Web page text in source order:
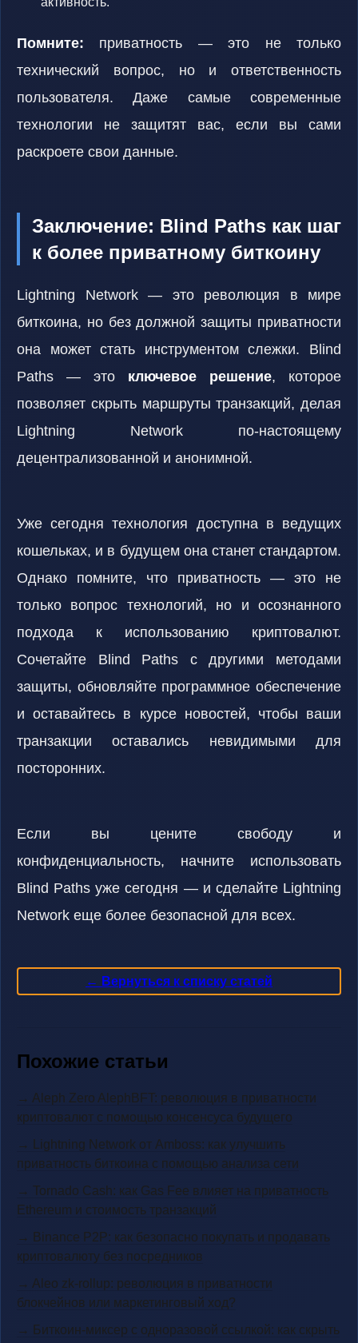
Помните: приватность — это не только
технический вопрос, но и ответственность
пользователя. Даже самые современные
технологии не защитят вас, если вы сами
раскроете свои данные.
Заключение: Blind Paths как шаг
к более приватному биткоину
Lightning Network — это революция в мире
биткоина, но без должной защиты приватности
она может стать инструментом слежки. Blind
Paths — это ключевое решение, которое
позволяет скрыть маршруты транзакций, делая
Lightning Network по-настоящему
децентрализованной и анонимной.
Уже сегодня технология доступна в ведущих
кошельках, и в будущем она станет стандартом.
Однако помните, что приватность — это не
только вопрос технологий, но и осознанного
подхода к использованию криптовалют.
Сочетайте Blind Paths с другими методами
защиты, обновляйте программное обеспечение
и оставайтесь в курсе новостей, чтобы ваши
транзакции оставались невидимыми для
посторонних.
Если вы цените свободу и
конфиденциальность, начните использовать
Blind Paths уже сегодня — и сделайте Lightning
Network еще более безопасной для всех.
← Вернуться к списку статей
Похожие статьи
→ Aleph Zero AlephBFT: революция в приватности
криптовалют с помощью консенсуса будущего
→ Lightning Network от Amboss: как улучшить
приватность биткоина с помощью анализа сети
→ Tornado Cash: как Gas Fee влияет на приватность
Ethereum и стоимость транзакций
→ Binance P2P: как безопасно покупать и продавать
криптовалюту без посредников
→ Aleo zk-rollup: революция в приватности
блокчейнов или маркетинговый ход?
→ Биткоин-миксер с одноразовой ссылкой: как скрыть